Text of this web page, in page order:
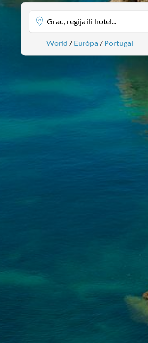
Grad, regija ili hotel...
World / Európa / Portugal